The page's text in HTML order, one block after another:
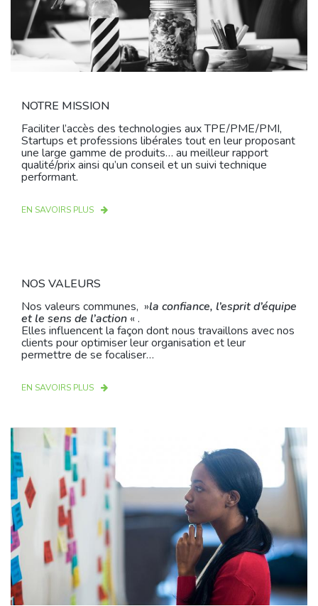
NOTRE MISSION
Faciliter l’accès des technologies aux TPE/PME/PMI,
Startups et professions libérales tout en leur proposant
une large gamme de produits… au meilleur rapport
qualité/prix ainsi qu’un conseil et un suivi technique
performant.
EN SAVOIRS PLUS
NOS VALEURS
Nos valeurs communes, »la confiance, l’esprit d’équipe
et le sens de l’action « .
Elles influencent la façon dont nous travaillons avec nos
clients pour optimiser leur organisation et leur
permettre de se focaliser…
EN SAVOIRS PLUS